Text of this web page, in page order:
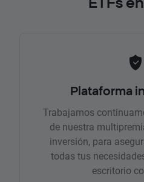
Plataforma
Trabajamos
de nuestra
inversión, para
todas tus
escritorio